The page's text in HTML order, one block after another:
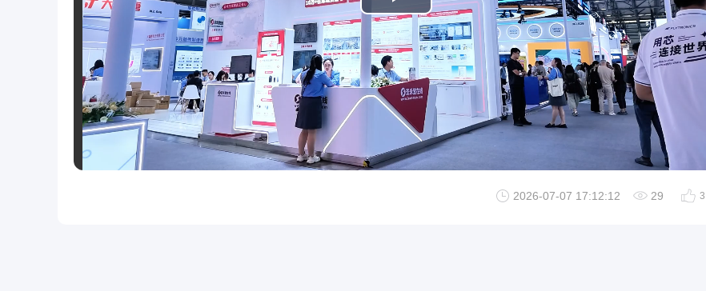
Play
Video
2026-07-07 17:12:12 29 3